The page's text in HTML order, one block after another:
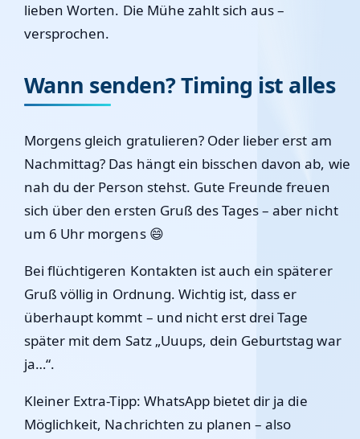
lieben Worten. Die Mühe zahlt sich aus –
versprochen.
Wann senden? Timing ist alles
Morgens gleich gratulieren? Oder lieber erst am
Nachmittag? Das hängt ein bisschen davon ab, wie
nah du der Person stehst. Gute Freunde freuen
sich über den ersten Gruß des Tages – aber nicht
um 6 Uhr morgens 😄
Bei flüchtigeren Kontakten ist auch ein späterer
Gruß völlig in Ordnung. Wichtig ist, dass er
überhaupt kommt – und nicht erst drei Tage
später mit dem Satz „Uuups, dein Geburtstag war
ja…“.
Kleiner Extra-Tipp: WhatsApp bietet dir ja die
Möglichkeit, Nachrichten zu planen – also